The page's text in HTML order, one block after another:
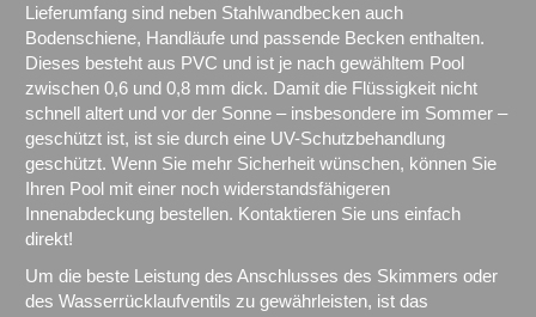
Lieferumfang sind neben Stahlwandbecken auch
Bodenschiene, Handläufe und passende Becken enthalten.
Dieses besteht aus PVC und ist je nach gewähltem Pool
zwischen 0,6 und 0,8 mm dick. Damit die Flüssigkeit nicht
schnell altert und vor der Sonne – insbesondere im Sommer –
geschützt ist, ist sie durch eine UV-Schutzbehandlung
geschützt. Wenn Sie mehr Sicherheit wünschen, können Sie
Ihren Pool mit einer noch widerstandsfähigeren
Innenabdeckung bestellen. Kontaktieren Sie uns einfach
direkt!
Um die beste Leistung des Anschlusses des Skimmers oder
des Wasserrücklaufventils zu gewährleisten, ist das